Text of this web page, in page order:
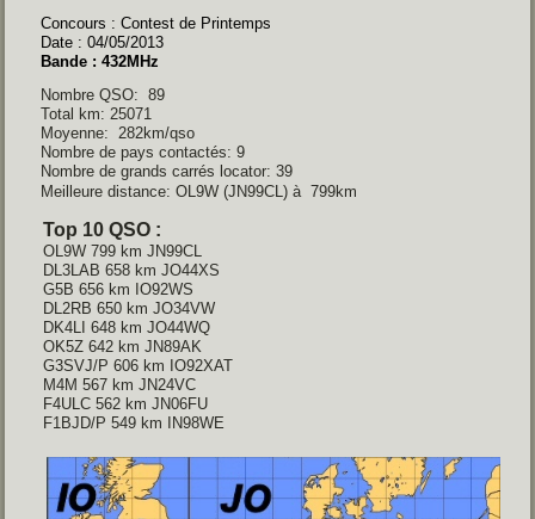
Concours : Contest de Printemps
Date : 04/05/2013
Bande : 432MHz
Nombre QSO: 89
Total km: 25071
Moyenne: 282km/qso
Nombre de pays contactés: 9
Nombre de grands carrés locator: 39
Meilleure distance: OL9W (JN99CL) à 799km
Top 10 QSO :
OL9W 799 km JN99CL
DL3LAB 658 km JO44XS
G5B 656 km IO92WS
DL2RB 650 km JO34VW
DK4LI 648 km JO44WQ
OK5Z 642 km JN89AK
G3SVJ/P 606 km IO92XAT
M4M 567 km JN24VC
F4ULC 562 km JN06FU
F1BJD/P 549 km IN98WE